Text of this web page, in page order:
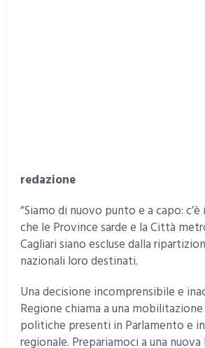
redazione
“Siamo di nuovo punto e a capo:
che le Province sarde e la Città
Cagliari siano escluse dalla
nazionali loro destinati.
Una decisione incomprensibile e
Regione chiama a una
politiche presenti in Parlamento e
regionale. Prepariamoci a una